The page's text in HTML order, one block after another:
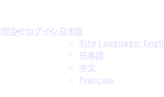
合せログイン 日本語
Site Language:
日本語
中文
Français